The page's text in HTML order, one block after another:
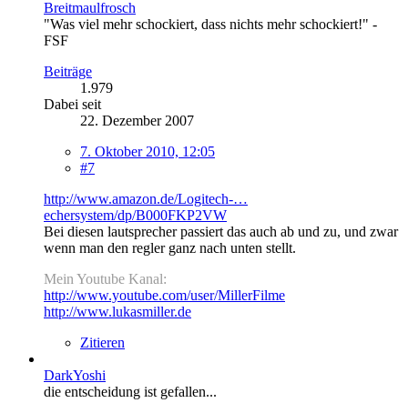
Breitmaulfrosch
"Was viel mehr schockiert, dass nichts mehr schockiert!" -
FSF
Beiträge
1.979
Dabei seit
22. Dezember 2007
7. Oktober 2010, 12:05
#7
http://www.amazon.de/Logitech-…
echersystem/dp/B000FKP2VW
Bei diesen lautsprecher passiert das auch ab und zu, und zwar
wenn man den regler ganz nach unten stellt.
Mein Youtube Kanal:
http://www.youtube.com/user/MillerFilme
http://www.lukasmiller.de
Zitieren
DarkYoshi
die entscheidung ist gefallen...